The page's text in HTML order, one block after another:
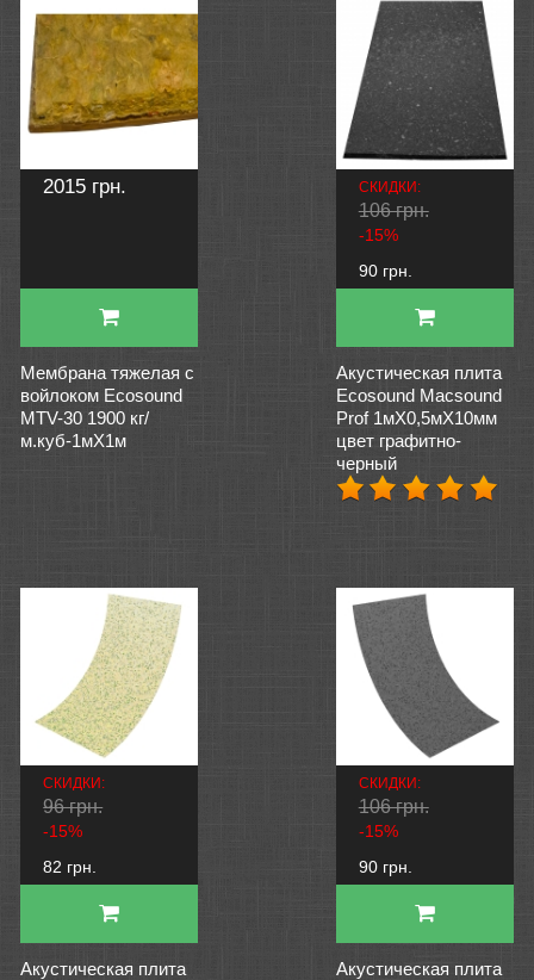
2015 грн.
Мембрана тяжелая с
войлоком Ecosound
MTV-30 1900 кг/
м.куб-1мХ1м
СКИДКИ:
106 грн.
-15%
90 грн.
Акустическая плита
Ecosound Macsound
Prof 1мХ0,5мХ10мм
цвет графитно-
черный
СКИДКИ:
96 грн.
-15%
82 грн.
Акустическая плита
СКИДКИ:
106 грн.
-15%
90 грн.
Акустическая плита